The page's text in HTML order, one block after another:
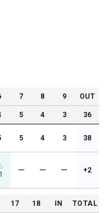
7 8 9 OUT
5 4 3 36
5 4 3 38
ー ー ー +2
17 18 IN TOTAL